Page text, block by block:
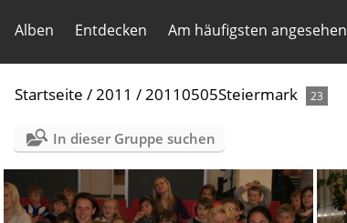
Alben Entdecken Am häufigsten angesehen
Startseite /2011 /20110505Steiermark 23
In dieser Gruppe suchen